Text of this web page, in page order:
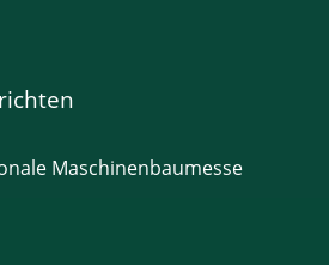
Maschinenbaumesse